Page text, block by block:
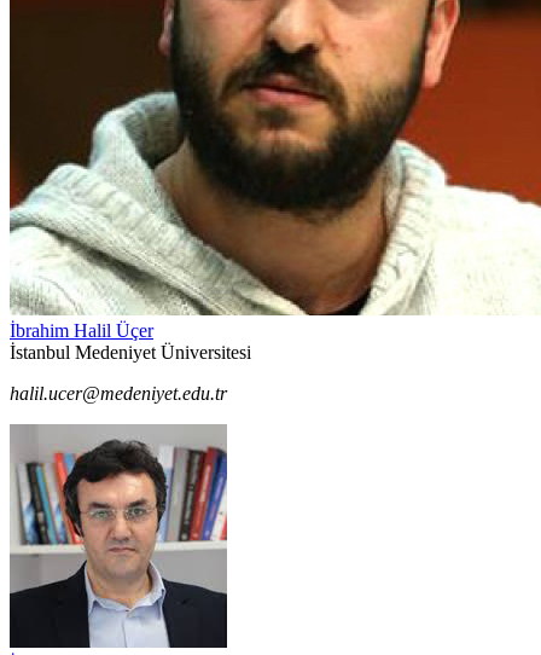
İbrahim Halil Üçer
İstanbul Medeniyet Üniversitesi
halil.ucer@medeniyet.edu.tr